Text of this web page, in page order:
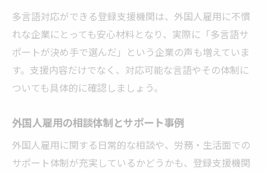
多言語対応ができる登録支援機関は、外国人雇用に不慣
れな企業にとっても安心材料となり、実際に「多言語サ
ポートが決め手で選んだ」という企業の声も増えていま
す。支援内容だけでなく、対応可能な言語やその体制に
ついても具体的に確認しましょう。
外国人雇用の相談体制とサポート事例
外国人雇用に関する日常的な相談や、労務・生活面での
サポート体制が充実しているかどうかも、登録支援機関